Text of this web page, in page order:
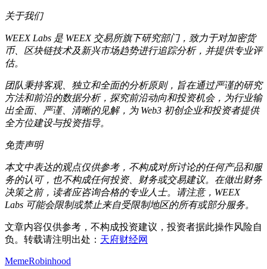
关于我们
WEEX Labs 是 WEEX 交易所旗下研究部门，致力于对加密货
币、区块链技术及新兴市场趋势进行追踪分析，并提供专业评
估。
团队秉持客观、独立和全面的分析原则，旨在通过严谨的研究
方法和前沿的数据分析，探究前沿动向和投资机会，为行业输
出全面、严谨、清晰的见解，为 Web3 初创企业和投资者提供
全方位建设与投资指导。
免责声明
本文中表达的观点仅供参考，不构成对所讨论的任何产品和服
务的认可，也不构成任何投资、财务或交易建议。在做出财务
决策之前，读者应咨询合格的专业人士。请注意，WEEX
Labs 可能会限制或禁止来自受限制地区的所有或部分服务。
文章内容仅供参考，不构成投资建议，投资者据此操作风险自
负。转载请注明出处： 天府财经网
MemeRobinhood